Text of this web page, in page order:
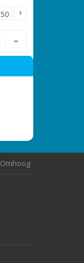
50
Omhoog